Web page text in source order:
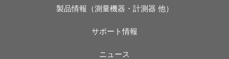
製品情報（測量機器・計測器 他）
サポート情報
ニュース